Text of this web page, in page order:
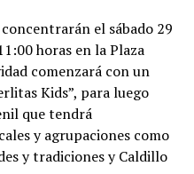
el sábado 29
horas en la Plaza
comenzará con un
Kids”, para luego
que tendrá
y agrupaciones como
y tradiciones y Caldillo